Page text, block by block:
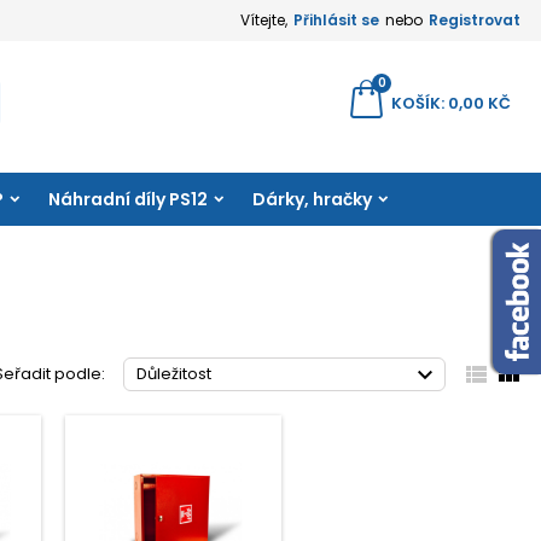
Vítejte, Přihlásit se nebo Registrovat
KOŠÍK
0
0,00 KČ
Náhradní díly PS12 Dárky, hračky
podle: Důležitost  